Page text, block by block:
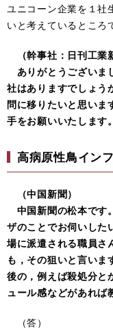
ユニコーン企業を１社
いと考えているところ
（幹事社：日刊工業
ありがとうございま
社はありますでしょう
問に移りたいと思いま
手をお願いいたします。
高病原性鳥イン
（中国新聞）
中国新聞の松本です
ザのことでお伺いした
場に派遣される職員さ
も，その狙いと言いま
後の，例えば殺処分と
ュール感などがあれば
（答）